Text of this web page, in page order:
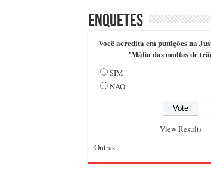
Enquetes
Você acredita em punições na
'Máfia das multas de
SIM
NÃO
View Results
Outras..